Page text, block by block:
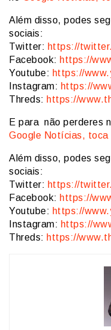
Além disso, podes
sociais:
Twitter: https://
Facebook: https://
Youtube: https://
Instagram: https://
Threds: https://
E para não perderes
Google Notícias, toca
Além disso, podes
sociais:
Twitter: https://
Facebook: https://
Youtube: https://
Instagram: https://
Threds: https://